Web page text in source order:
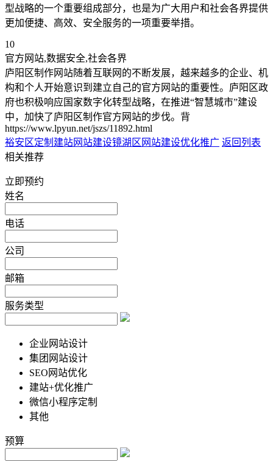
型战略的一个重要组成部分，也是为广大用户和社会各界提供
更加便捷、高效、安全服务的一项重要举措。
10
官方网站,数据安全,社会各界
庐阳区制作网站随着互联网的不断发展，越来越多的企业、机
构和个人开始意识到建立自己的官方网站的重要性。庐阳区政
府也积极响应国家数字化转型战略，在推进“智慧城市”建设
中，加快了庐阳区制作官方网站的步伐。背
https://www.lpyun.net/jszs/11892.html
裕安区定制建站网站建设镜湖区网站建设优化推广 返回列表
相关推荐
立即预约
姓名
电话
公司
邮箱
服务类型
企业网站设计
集团网站设计
SEO网站优化
建站+优化推广
微信小程序定制
其他
预算